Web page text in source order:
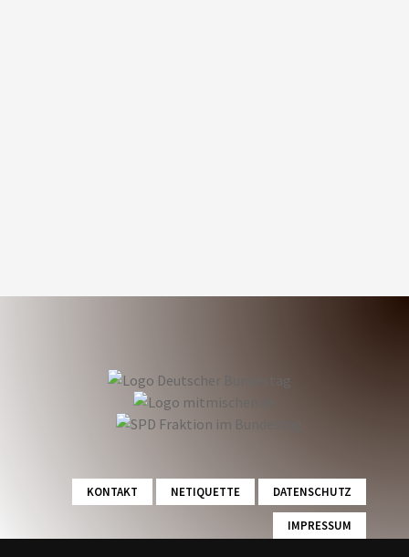
KONTAKT NETIQUETTE DATENSCHUTZ
IMPRESSUM